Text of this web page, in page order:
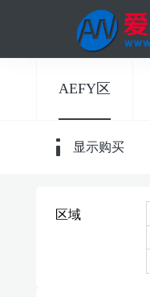
AEFY区
显示购买
区域